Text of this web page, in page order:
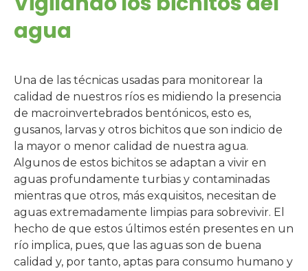
agua
Una de las técnicas usadas para monitorear la
calidad de nuestros ríos es midiendo la presencia
de macroinvertebrados bentónicos, esto es,
gusanos, larvas y otros bichitos que son indicio de
la mayor o menor calidad de nuestra agua.
Algunos de estos bichitos se adaptan a vivir en
aguas profundamente turbias y contaminadas
mientras que otros, más exquisitos, necesitan de
aguas extremadamente limpias para sobrevivir. El
hecho de que estos últimos estén presentes en un
río implica, pues, que las aguas son de buena
calidad y, por tanto, aptas para consumo humano y